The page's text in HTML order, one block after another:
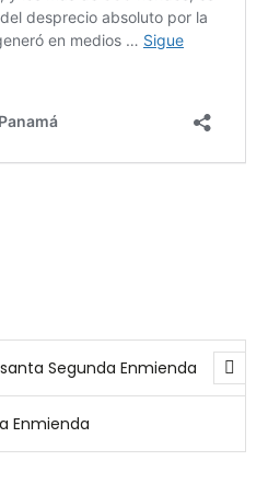
Segunda Enmienda
Enmienda